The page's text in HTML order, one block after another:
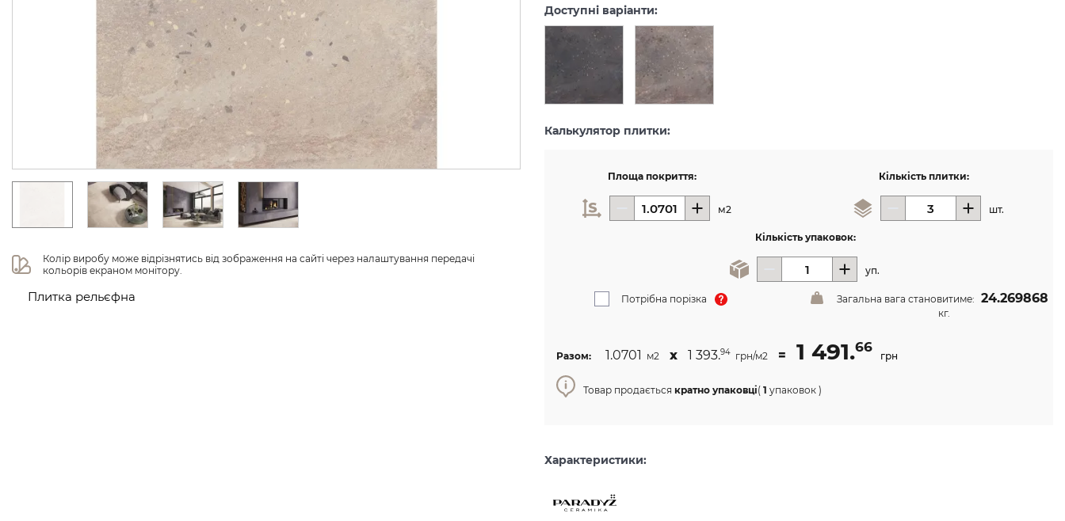
Колір виробу може відрізнятись від зображення на сайті через налаштування передачі
кольорів екраном монітору.
Плитка рельєфна
Доступні варіанти:
Калькулятор плитки:
Площа покриття:
м2
Кількість плитки:
шт.
Кількість упаковок:
уп.
Потрібна порізка Загальна вага становитиме: 24.269868
кг.
Разом: 1.0701 м2 х 1 393.94 грн/м2 = 1 491.66
грн
Товар продається кратно упаковці( 1 упаковок )
Характеристики: